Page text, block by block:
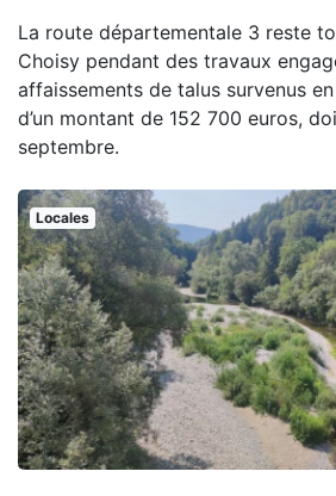
La route départementale 3 reste
Choisy pendant des travaux
affaissements de talus survenus
d’un montant de 152 700 euros,
septembre.
Locales